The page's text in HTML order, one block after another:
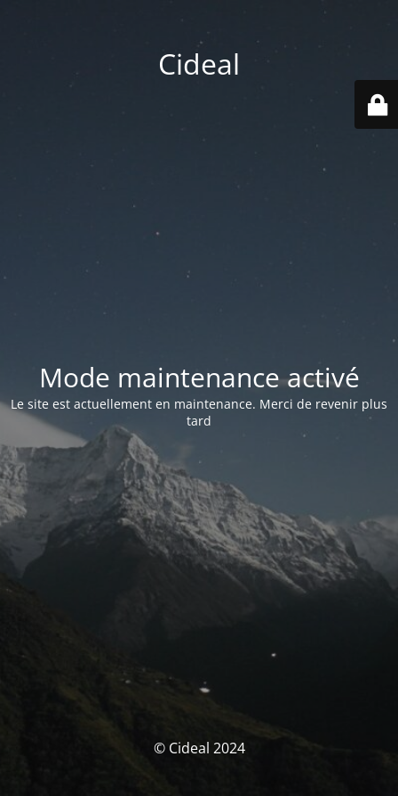
Cideal
Mode maintenance activé
Le site est actuellement en maintenance. Merci de revenir plus
tard
© Cideal 2024